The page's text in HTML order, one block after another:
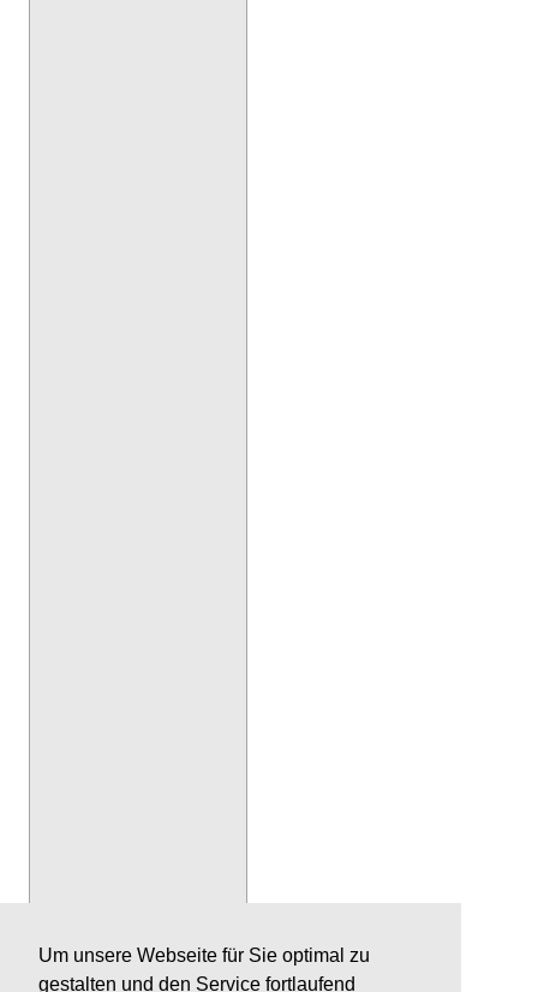
Um unsere Webseite für Sie optimal zu
gestalten und den Service fortlaufend